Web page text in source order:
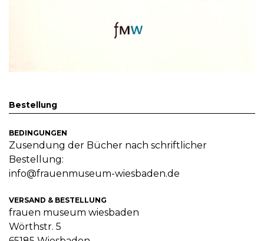
Bestellung
BEDINGUNGEN
Zusendung der Bücher nach schriftlicher
Bestellung:
info@frauenmuseum-wiesbaden.de
VERSAND & BESTELLUNG
frauen museum wiesbaden
Wörthstr. 5